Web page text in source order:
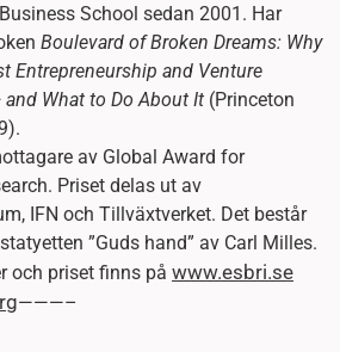
School sedan 2001. Har
Boulevard of Broken Dreams: Why
Entrepreneurship and Venture
What to Do About It (Princeton
av Global Award for
Priset delas ut av
IFN och Tillväxtverket. Det består
”Guds hand” av Carl Milles.
och priset finns på www.esbri.se
———–